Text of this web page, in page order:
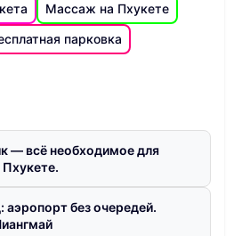
Массаж на Пхукете
парковка
— всё необходимое для
аэропорт без очередей.